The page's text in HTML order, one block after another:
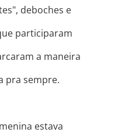
deboches e
participaram
a maneira
pra sempre.
estava